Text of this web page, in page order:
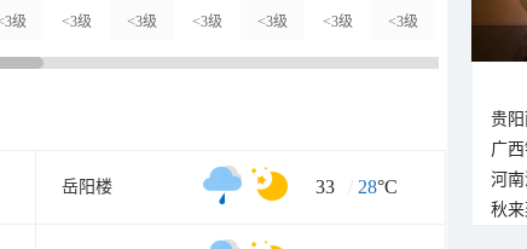
级 <3级 <3级 <3级 <3级 <3级 <3级 <3级
岳阳楼 33 / 28°C
贵
广
河
秋